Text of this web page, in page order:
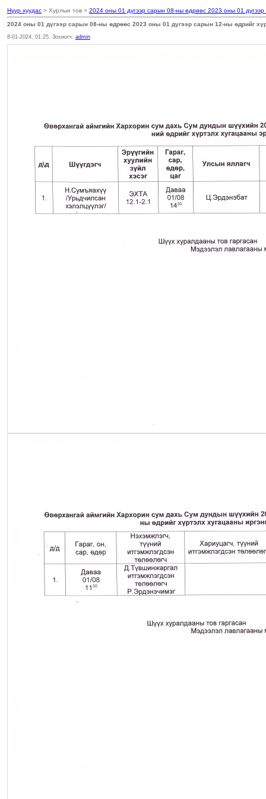
Нүүр хуудас > Хурлын тов > 2024 оны 01 дүгээр сарын 08-ны өдрөөс 2023 оны 01
2024 оны 01 дүгээр сарын 08-ны өдрөөс 2023 оны 01 дүгээр сарын 12-ны өдрийг
8-01-2024, 01:25. Зохиогч: admin